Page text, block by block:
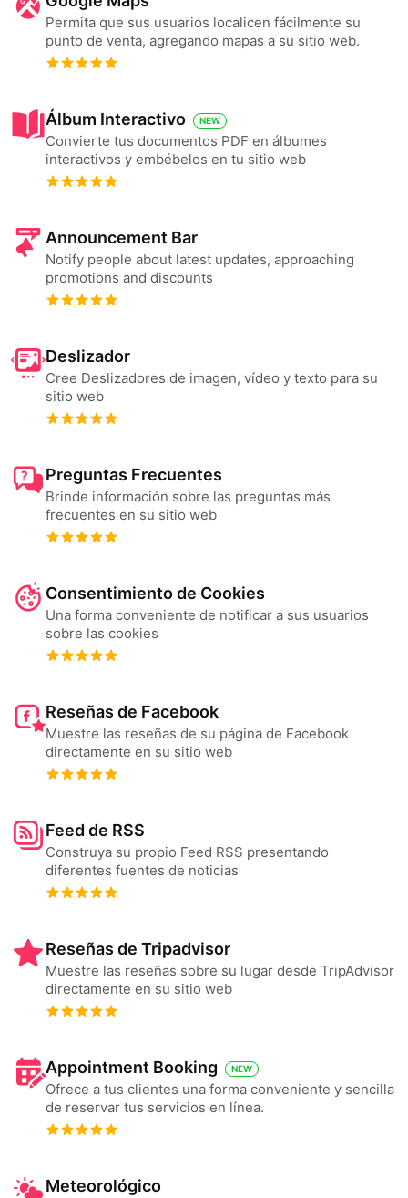
Permita que sus usuarios localicen fácilmente su
punto de venta, agregando mapas a su sitio web.
Álbum Interactivo NEW
Convierte tus documentos PDF en álbumes
interactivos y embébelos en tu sitio web
Announcement Bar
Notify people about latest updates, approaching
promotions and discounts
Deslizador
Cree Deslizadores de imagen, vídeo y texto para su
sitio web
Preguntas Frecuentes
Brinde información sobre las preguntas más
frecuentes en su sitio web
Consentimiento de Cookies
Una forma conveniente de notificar a sus usuarios
sobre las cookies
Reseñas de Facebook
Muestre las reseñas de su página de Facebook
directamente en su sitio web
Feed de RSS
Construya su propio Feed RSS presentando
diferentes fuentes de noticias
Reseñas de Tripadvisor
Muestre las reseñas sobre su lugar desde TripAdvisor
directamente en su sitio web
Appointment Booking NEW
Ofrece a tus clientes una forma conveniente y sencilla
de reservar tus servicios en línea.
Meteorológico